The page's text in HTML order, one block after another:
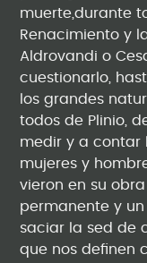
muerte,durante
Renacimiento y
Aldrovandi o
cuestionarlo,
los grandes
todos de Plinio,
medir y a contar
mujeres y
vieron en su
permanente y
saciar la sed de
que nos definen